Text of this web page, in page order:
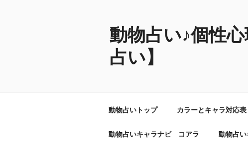
動物占い♪個性
占い】
動物占いトップ カラーとキャラ対応表
動物占いキャラナビ コアラ 動物占